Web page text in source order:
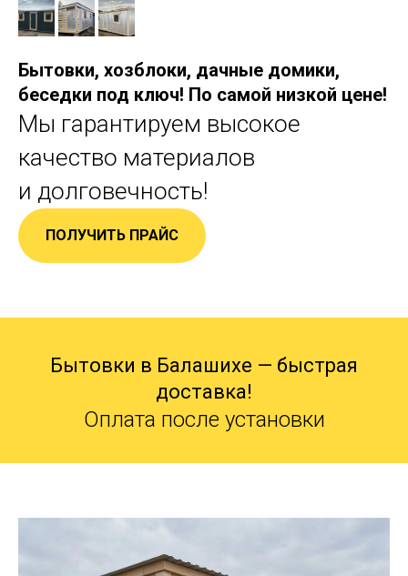
Бытовки, хозблоки, дачные домики,
беседки под ключ! По самой низкой цене!
Мы гарантируем высокое
качество материалов
и долговечность!
ПОЛУЧИТЬ ПРАЙС
Бытовки в Балашихе — быстрая
доставка!
Оплата после установки